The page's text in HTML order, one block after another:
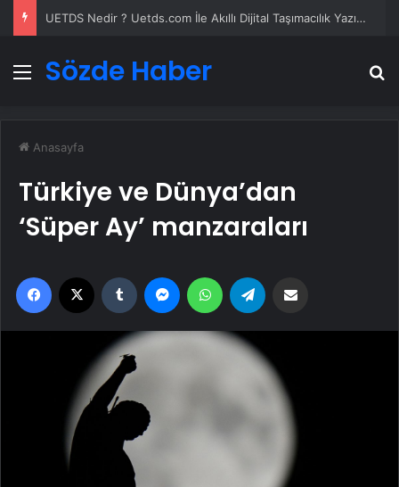
UETDS Nedir ? Uetds.com İle Akıllı Dijital Taşımacılık Yazılımı
Menü
Sözde Haber
Anasayfa
Türkiye ve Dünya’dan
‘Süper Ay’ manzaraları
Facebook Tumblr MessengerWhatsApp